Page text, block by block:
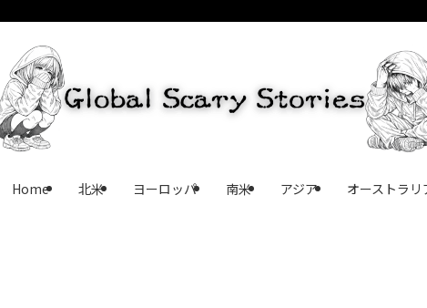
Home 北米 ヨーロッパ 南米 アジア オーストラリ